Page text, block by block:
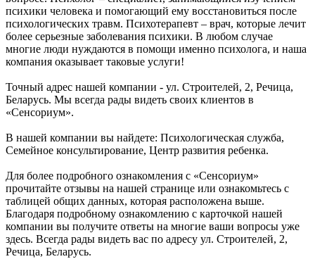
психики человека и помогающий ему восстановиться после
психологических травм. Психотерапевт – врач, которые лечит
более серьезные заболевания психики. В любом случае
многие люди нуждаются в помощи именно психолога, и наша
компания оказывает таковые услуги!
Точный адрес нашей компании - ул. Строителей, 2, Речица,
Беларусь. Мы всегда рады видеть своих клиентов в
«Сенсориум».
В нашей компании вы найдете: Психологическая служба,
Семейное консультирование, Центр развития ребенка.
Для более подробного ознакомления с «Сенсориум»
прочитайте отзывы на нашей странице или ознакомьтесь с
таблицей общих данных, которая расположена выше.
Благодаря подробному ознакомлению с карточкой нашей
компании вы получите ответы на многие ваши вопросы уже
здесь. Всегда рады видеть вас по адресу ул. Строителей, 2,
Речица, Беларусь.